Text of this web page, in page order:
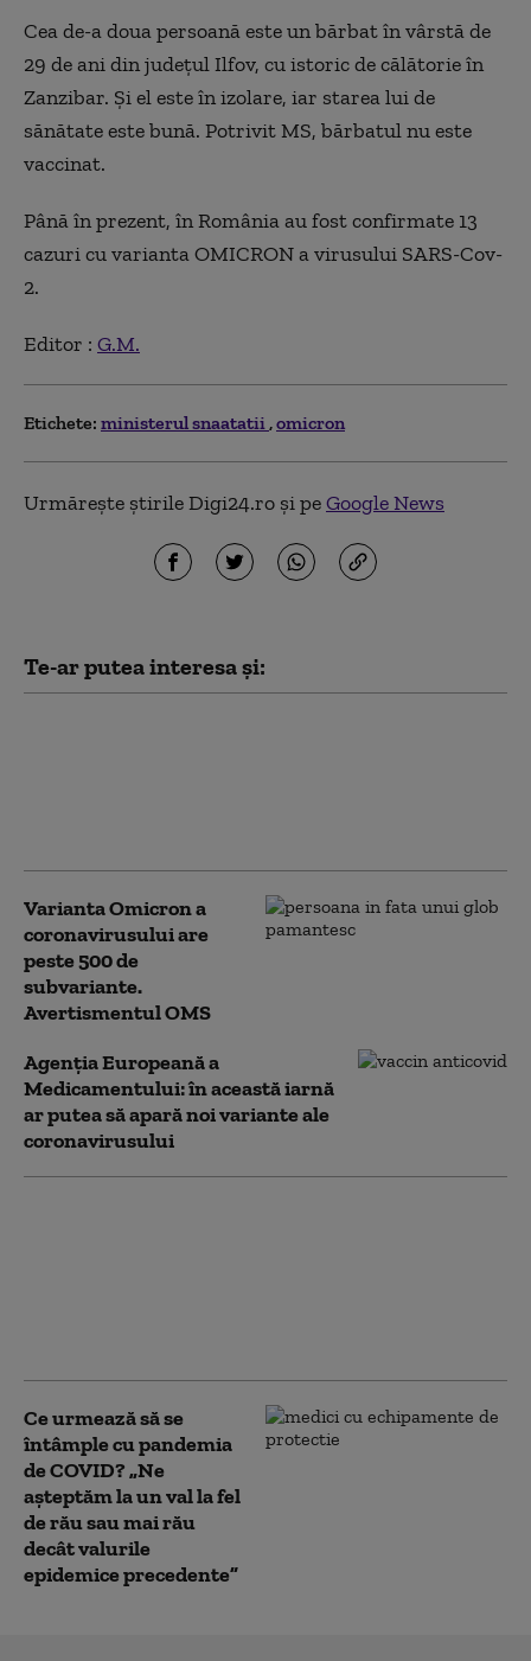
Cea de-a doua persoană este un bărbat în vârstă de
29 de ani din județul Ilfov, cu istoric de călătorie în
Zanzibar. Și el este în izolare, iar starea lui de
sănătate este bună. Potrivit MS, bărbatul nu este
vaccinat.
Până în prezent, în România au fost confirmate 13
cazuri cu varianta OMICRON a virusului SARS-Cov-
2.
Editor : G.M.
Etichete: ministerul snaatatii omicron
Urmărește știrile Digi24.ro și peGoogle News
Te-ar putea interesa și:
Varianta Omicron a
coronavirusului are
peste 500 de
subvariante.
Avertismentul OMS
Agenția Europeană a
Medicamentului: în această iarnă
ar putea să apară noi variante ale
coronavirusului
Ce urmează să se
întâmple cu pandemia
de COVID? „Ne
așteptăm la un val la fel
de rău sau mai rău
decât valurile
epidemice precedente”